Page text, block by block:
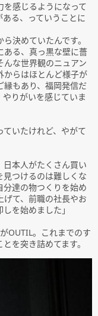
を感じるようになって
る、っていうことに
決めていたんです。
ある、真っ黒な壁に薔
な世界観のニュアン
からはほとんど様子が
もあり、福岡発信だ
りがいを感じていま
いたけれど、やがて
日本人がたくさん買い
つけるのは難しくな
分達の物つくりを始め
げて、前職の社長やお
を始めました」
OUTIL。これまでのす
を突き詰めてます。